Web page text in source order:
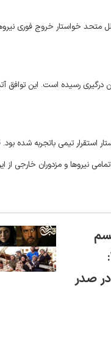
متحد خواستار خروج فوری
رسیده است. این توافق
نیروها و مزدوران خارجی
جهانی در سال 2022:
صدر